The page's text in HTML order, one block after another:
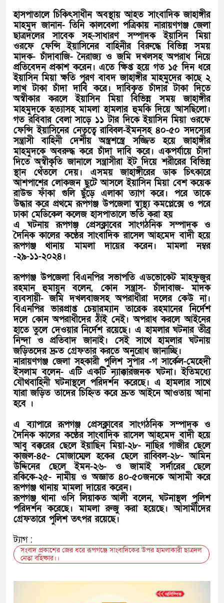
হাসপাতালে চিকিৎসাধীন অবস্থায় আহত সাংবাদিক জাহাঙ্গীর
মাহমুদ জানান- তিনি কালবেলা পত্রিকায় নারায়ণগঞ্জ জেলা
ছাত্রদলের সাবেক সহ-সাধারণ সম্পাদক ইয়াসিন মিয়া
ওরফে ফেন্সি ইয়াসিনের বাহিনীর বিরুদ্ধে বিভিন্ন সময়
মাদক- চাঁদাবাজি- নৈরাজ্য ও জমি দখলসহ অপরাধ নিয়ে
প্রতিবেদন প্রকাশ করেন। এতে ক্ষিপ্ত হয়ে গত ১৫ দিন ধরে
ইয়াসিন মিয়া ক্ষতি পূরণ বাবদ জাহাঙ্গীর মাহমুদের কাছে ২
লাখ টাকা চাঁদা দাবি করে। দাবিকৃত চাঁদার টাকা দিতে
অস্বীকার করলে ইয়াসিন মিয়া বিভিন্ন সময় জাহাঙ্গীর
মাহমুদকে হত্যাসহ মামলা হামলার হুমকি দিয়ে আসছিলো।
গত রবিবার বেলা সাড়ে ১১ টার দিকে ইয়াসিন মিয়া ওরফে
ফেন্সি ইয়াসিনের নেতৃত্বে রাব্বিল-ইমনসহ ৪০-৫০ সদস্যের
সন্ত্রাসী বাহিনী দেশীয় অস্ত্রশস্ত্রে সজ্জিত হয়ে জাহাঙ্গীর
মাহমুদকে অবরুদ্ধ করে চাঁদা দাবি করে। একপর্যায়ে চাঁদা
দিতে অস্বীকৃতি জানালে সন্ত্রাসীরা ইট দিয়ে শরীরের বিভিন্ন
স্থান থেঁতলে দেয়। এসময় জাহাঙ্গীরের ডাক চিৎকারে
আশপাশের লোকজন ছুটে আসলে ইয়াসিন মিয়া বেশ কয়েক
রাউন্ড ফাঁকা গুলি ছুঁড়ে এলাকা ত্যাগ করে। পরে তাকে
উদ্ধার করে প্রথমে রূপগঞ্জ উপজেলা স্বাস্থ্য কমপ্লেক্সে ও পরে
ঢাকা মেডিকেল কলেজ হাসপাতালে ভর্তি করা হয়
এ ঘটনায় রূপগঞ্জ প্রেসক্লাবের সাংগঠনিক সম্পাদক ও
দৈনিক কালের কণ্ঠের সাংবাদিক রাসেল আহমেদ বাদী হয়ে
রূপগঞ্জ থানায় মামলা দায়ের করেন। মামলা নম্বর
-২৯-১১-২০২৪।
রূপগঞ্জ উপজেলা বিএনপির সভাপতি এডভোকেট মাহফুজুর
রহমান হুমায়ুন বলেন, কোন সন্ত্রাস- চাঁদাবাজ- মাদক
ব্যবসায়ী- জমি দখলবাজসহ অপরাধীরা দলের কেউ না।
বিএনপির ভারপ্রাপ্ত চেয়ারম্যান তারেক রহমানের নির্দেশ
দলে কোন অপরাধীদের ঠাঁই নেই। অপরাধ করলে আইনের
হাতে তুলে দেওয়ার নির্দেশ রয়েছে। এ হামলার ঘটনার তীব্র
নিন্দা ও প্রতিবাদ জানাই। সেই সাথে হামলার ঘটনায়
জড়িতদের দ্রুত গ্রেফতার করতে অনুরোধ জানাচ্ছি।
নারায়ণগঞ্জ জেলা সহকারী পুলিশ সুপার -গ সার্কেল-মেহেদী
ইসলাম বলেন- এটি একটি ন্যাক্কারজনক ঘটনা। ইতিমধ্যে
যৌথবাহিনী ঘটনাস্থলে পরিদর্শন করেছে। এ হামলার সাথে
যারা জড়িত তাদের চিহ্নিত করে দ্রুত আইনে আওতায় আনা
হবে ।
এ ব্যাপারে রূপগঞ্জ প্রেসক্লাবের সাংগঠনিক সম্পাদক ও
দৈনিক কালের কণ্ঠের সাংবাদিক রাসেল আহমেদ বাদী হয়ে
আবু বক্করের ছেলে ইয়াছিন মিয়া-২৮- নাছির গাজীর ছেলে
কাজল-৪৫- মোজাম্মেল হকের ছেলে রাব্বিল-২৮- আমিন
উদ্দিনের ছেলে ইমন-২৬- ও জামাই সর্দারের ছেলে
রকিকে-২৫- নামীয় ও অজ্ঞাত ৪০-৫০জনকে আসামী করে
রূপগঞ্জ থানায় মামলা দায়ের করেন।
রূপগঞ্জ থানা ওসি লিয়াকত আলী বলেন, ঘটনাস্থল পুলিশ
পরিদর্শন করেছে। মামলা রুজু করা হয়েছে। আসামীদের
গ্রেফতারে পুলিশ তৎপর রয়েছে।
ট্যাগ :
সংবাদ প্রকাশের জের ধরে রূপগঞ্জে সাংবাদিকের উপর হামলাকারী ছাত্রদল
নেতা বহিষ্কার।।